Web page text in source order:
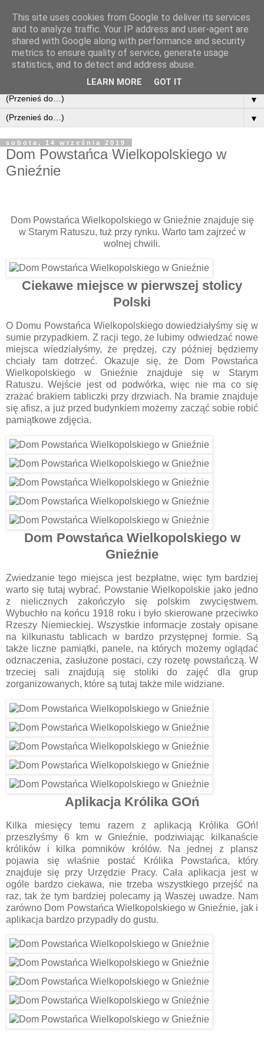
▼
▼
sobota, 14 września 2019
Dom Powstańca Wielkopolskiego w
Gnieźnie
Dom Powstańca Wielkopolskiego w Gnieźnie znajduje się
w Starym Ratuszu, tuż przy rynku. Warto tam zajrzeć w
wolnej chwili.
Ciekawe miejsce w pierwszej stolicy
Polski
O Domu Powstańca Wielkopolskiego dowiedziałyśmy się w
sumie przypadkiem. Z racji tego, że lubimy odwiedzać nowe
miejsca wiedziałyśmy, że prędzej, czy później będziemy
chciały tam dotrzeć. Okazuje się, że Dom Powstańca
Wielkopolskiego w Gnieźnie znajduje się w Starym
Ratuszu. Wejście jest od podwórka, więc nie ma co się
zrażać brakiem tabliczki przy drzwiach. Na bramie znajduje
się afisz, a już przed budynkiem możemy zacząć sobie robić
pamiątkowe zdjęcia.
Dom Powstańca Wielkopolskiego w
Gnieźnie
Zwiedzanie tego miejsca jest bezpłatne, więc tym bardziej
warto się tutaj wybrać. Powstanie Wielkopolskie jako jedno
z nielicznych zakończyło się polskim zwycięstwem.
Wybuchło na końcu 1918 roku i było skierowane przeciwko
Rzeszy Niemieckiej. Wszystkie informacje zostały opisane
na kilkunastu tablicach w bardzo przystępnej formie. Są
także liczne pamiątki, panele, na których możemy oglądać
odznaczenia, zasłużone postaci, czy rozetę powstańczą. W
trzeciej sali znajdują się stoliki do zajęć dla grup
zorganizowanych, które są tutaj także mile widziane.
Aplikacja Królika GOń
Kilka miesięcy temu razem z aplikacją Królika GOń!
przeszłyśmy 6 km w Gnieźnie, podziwiając kilkanaście
królików i kilka pomników królów. Na jednej z plansz
pojawia się właśnie postać Królika Powstańca, który
znajduje się przy Urzędzie Pracy. Cała aplikacja jest w
ogóle bardzo ciekawa, nie trzeba wszystkiego przejść na
raz, tak że tym bardziej polecamy ją Waszej uwadze. Nam
zarówno Dom Powstańca Wielkopolskiego w Gnieźnie, jak i
aplikacja bardzo przypadły do gustu.
This site uses cookies from Google to deliver its services
and to analyze traffic. Your IP address and user-agent are
shared with Google along with performance and security
metrics to ensure quality of service, generate usage
statistics, and to detect and address abuse.
LEARN MORE GOT IT